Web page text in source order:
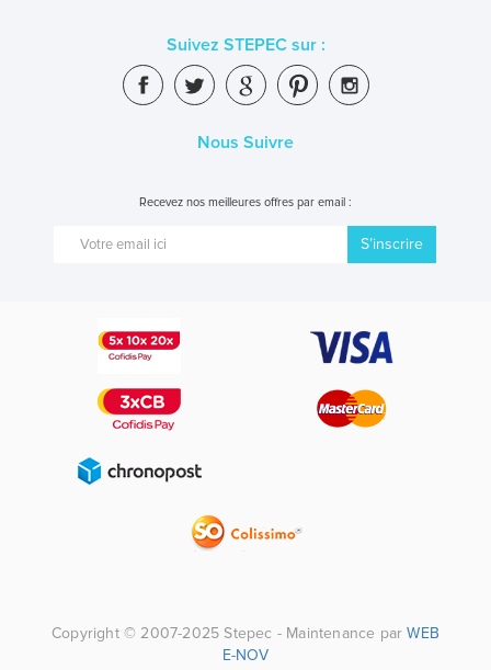
Suivez STEPEC sur :
Nous Suivre
Recevez nos meilleures offres par email :
S’inscrire
Copyright © 2007-2025 Stepec - Maintenance parWEB
E-NOV